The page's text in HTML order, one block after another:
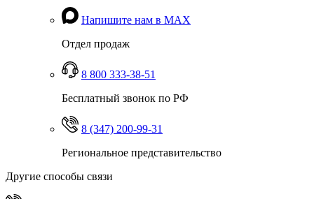
Напишите нам в MAX
Отдел продаж
8 800 333-38-51
Бесплатный звонок по РФ
8 (347) 200-99-31
Региональное представительство
Другие способы связи